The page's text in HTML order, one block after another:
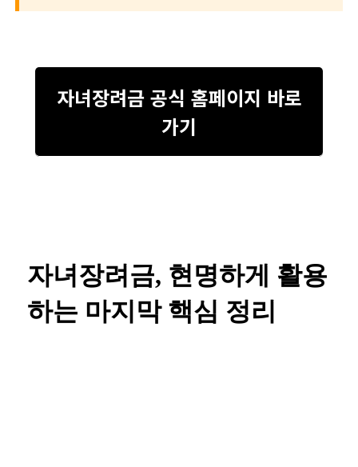
자녀장려금 공식 홈페이지 바로
가기
자녀장려금, 현명하게 활용
하는 마지막 핵심 정리